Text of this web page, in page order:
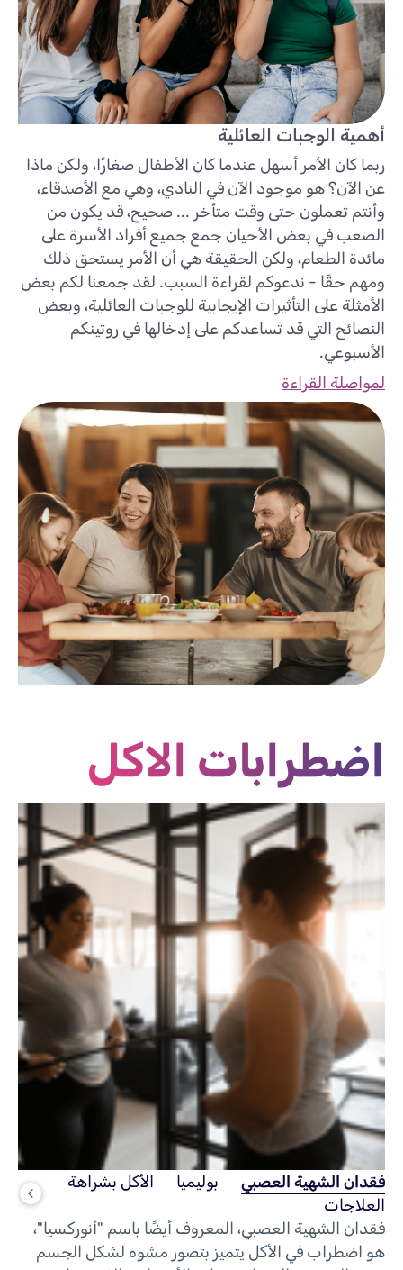
أهمية الوجبات العائلية
ربما كان الأمر أسهل عندما كان الأطفال صغارًا، ولكن ماذا
عن الآن؟ هو موجود الآن في النادي، وهي مع الأصدقاء،
وأنتم تعملون حتى وقت متأخر ... صحيح، قد يكون من
الصعب في بعض الأحيان جمع جميع أفراد الأسرة على
مائدة الطعام، ولكن الحقيقة هي أن الأمر يستحق ذلك
ومهم حقًا - ندعوكم لقراءة السبب. لقد جمعنا لكم بعض
الأمثلة على التأثيرات الإيجابية للوجبات العائلية، وبعض
النصائح التي قد تساعدكم على إدخالها في روتينكم
الأسبوعي.
لمواصلة القراءة
اضطرابات الاكل
فقدان الشهية العصبي بوليميا
الأكل بشراهة
العلاجات
فقدان الشهية العصبي، المعروف أيضًا باسم "أنوركسيا"،
هو اضطراب في الأكل يتميز بتصور مشوه لشكل الجسم